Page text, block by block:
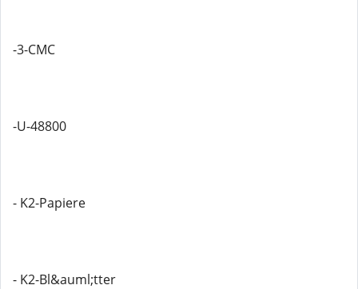
-3-CMC
-U-48800
- K2-Papiere
- K2-Bl&auml;tter